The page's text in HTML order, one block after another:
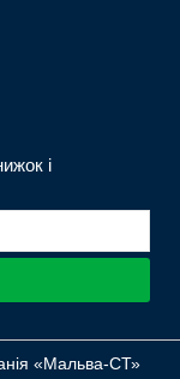
і
«Мальва-СТ»